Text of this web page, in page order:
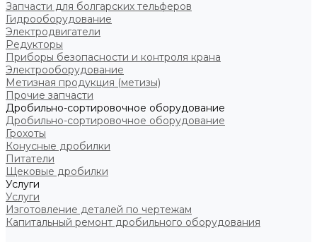
Запчасти для болгарских тельферов
Гидрооборудование
Электродвигатели
Редукторы
Приборы безопасности и контроля крана
Электрооборудование
Метизная продукция (метизы)
Прочие запчасти
Дробильно-сортировочное оборудование
Дробильно-сортировочное оборудование
Грохоты
Конусные дробилки
Питатели
Щековые дробилки
Услуги
Услуги
Изготовление деталей по чертежам
Капитальный ремонт дробильного оборудования